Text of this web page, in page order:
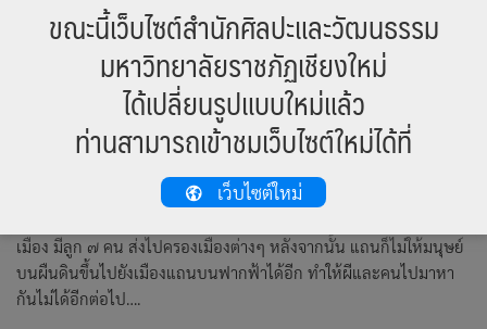
และไทควง คนที่ออกจากรูน้ำเต้าที่ต่างกัน ก็ถือเป็นคนที่ต่างกัน คนที่
ออกจากรูเล็กกว่าถือเป็นข้าหรือข่า ส่วนคนที่ออกมาจากรูที่ใหญ่กว่าให้
ถือเป็นไทคนทั้งหลายแต่งงานออกลูกหลานมากมาย ทำมาหากินกัน
มาเนิ่นนานและเริ่มไม่เชื่อฟังผู้ปกครองและแถนเช่นเดิม ผู้เป็นใหญ่
แห่งผืนดินทั้งสาม จึงขึ้นไปเฝ้าแถนอีกครั้งหนึ่ง แถนจึงส่งขุนครูและ
ขุนครอง ลงมา แต่ปรากฏว่าทั้งสองกลับไม่สนใจปกครองบ้านเมือง
เฝ้าแถนอีกครั้ง เพื่อให้ขุนครูและขุนครองกลับขึ้นไปยังเมืองแถนจาก
เมือง มีลูก ๗ คน ส่งไปครองเมืองต่างๆ หลังจากนั้น แถนก็ไม่ให้มนุษย์
บนผืนดินขึ้นไปยังเมืองแถนบนฟากฟ้าได้อีก ทำให้ผีและคนไปมาหา
กันไม่ได้อีกต่อไป….
ขณะนี้เว็บไซต์สำนักศิลปะและวัฒนธรรม
มหาวิทยาลัยราชภัฏเชียงใหม่
ได้เปลี่ยนรูปแบบใหม่แล้ว
ท่านสามารถเข้าชมเว็บไซต์ใหม่ได้ที่
เว็บไซต์ใหม่